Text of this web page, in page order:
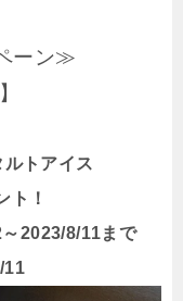
ーン≫
トアイス
ト！
2023/8/11まで
11